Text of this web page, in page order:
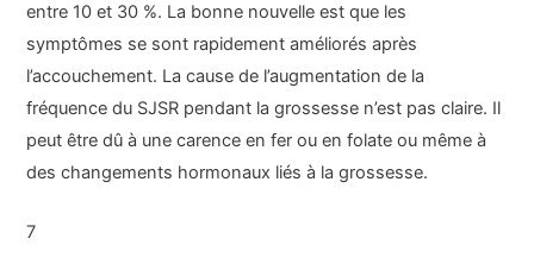
entre 10 et 30 %. La bonne nouvelle est que les
symptômes se sont rapidement améliorés après
l’accouchement. La cause de l’augmentation de la
fréquence du SJSR pendant la grossesse n’est pas claire. Il
peut être dû à une carence en fer ou en folate ou même à
des changements hormonaux liés à la grossesse.
7